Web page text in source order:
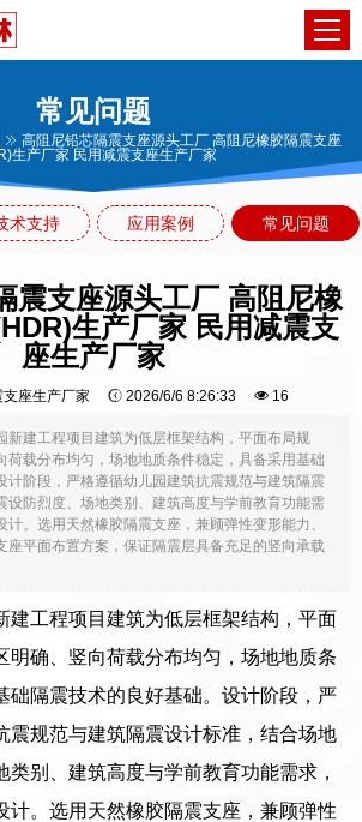
常见问题
高阻尼铅芯隔震支座源头工厂 高阻尼橡胶隔震支座
生产厂家 民用减震支座生产厂家
术支持 应用案例 常见问题
震支座源头工厂 高阻尼橡
生产厂家 民用减震支
座生产厂家
支座生产厂家 2026/6/6 8:26:33 16
新建工程项目建筑为低层框架结构，平面布局规
荷载分布均匀，场地地质条件稳定，具备采用基础
计阶段，严格遵循幼儿园建筑抗震规范与建筑隔震
设防烈度、场地类别、建筑高度与学前教育功能需
。选用天然橡胶隔震支座，兼顾弹性变形能力、
座平面布置方案，保证隔震层具备充足的竖向承载
建工程项目建筑为低层框架结构，平面
明确、竖向荷载分布均匀，场地地质条
础隔震技术的良好基础。设计阶段，严
震规范与建筑隔震设计标准，结合场地
类别、建筑高度与学前教育功能需求，
计。选用天然橡胶隔震支座，兼顾弹性